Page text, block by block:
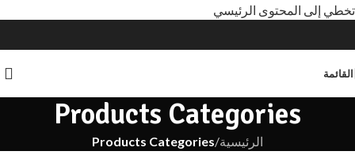
تخطي إلى المحتوى الرئيسي
القائمة
Products Categories
الرئيسية/
Products Categories